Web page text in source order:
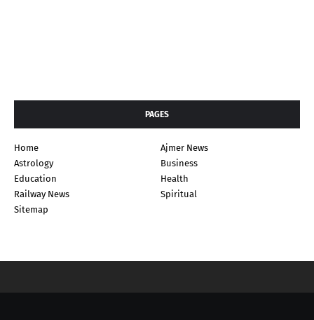
PAGES
Home
Ajmer News
Astrology
Business
Education
Health
Railway News
Spiritual
Sitemap